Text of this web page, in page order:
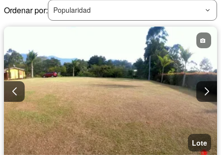
Ordenar por:
Popularidad
Lote